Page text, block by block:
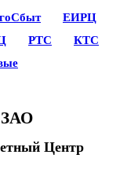
ЕИРЦ
РТС
КТС
Центр